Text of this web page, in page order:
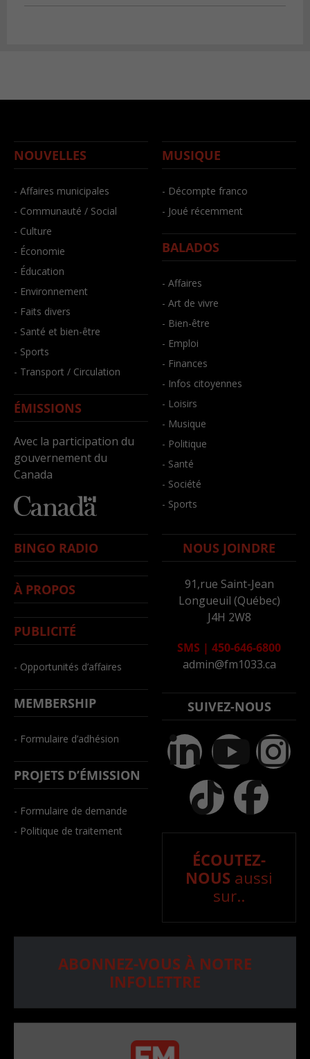
NOUVELLES
- Affaires municipales
- Communauté / Social
- Culture
- Économie
- Éducation
- Environnement
- Faits divers
- Santé et bien-être
- Sports
- Transport / Circulation
ÉMISSIONS
Avec la participation du
gouvernement du
Canada
MUSIQUE
- Décompte franco
- Joué récemment
BALADOS
- Affaires
- Art de vivre
- Bien-être
- Emploi
- Finances
- Infos citoyennes
- Loisirs
- Musique
- Politique
- Santé
- Société
- Sports
BINGO RADIO
À PROPOS
PUBLICITÉ
- Opportunités d’affaires
MEMBERSHIP
- Formulaire d’adhésion
PROJETS D’ÉMISSION
- Formulaire de demande
- Politique de traitement
NOUS JOINDRE
91,rue Saint-Jean
Longueuil (Québec)
J4H 2W8
SMS | 450-646-6800
admin@fm1033.ca
SUIVEZ-NOUS
ÉCOUTEZ-
NOUS aussi
sur..
ABONNEZ-VOUS À NOTRE
INFOLETTRE